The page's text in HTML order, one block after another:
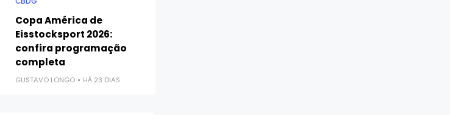
Copa América de
Eisstocksport 2026:
confira programação
completa
GUSTAVO LONGO HÁ 23 DIAS